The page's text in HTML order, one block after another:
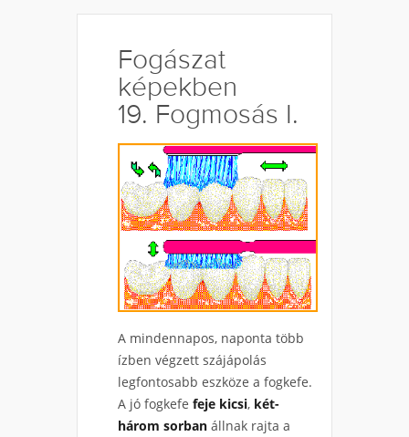
Fogászat
képekben
19. Fogmosás I.
A mindennapos, naponta több
ízben végzett szájápolás
legfontosabb eszköze a fogkefe.
A jó fogkefe feje kicsi, két-
három sorban állnak rajta a